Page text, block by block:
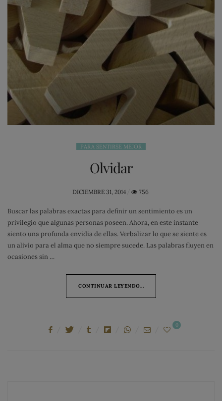
PARA SENTIRSE MEJOR
Olvidar
POSTED
DICIEMBRE 31, 2014 756
Buscar las palabras exactas para definir un sentimiento es un
privilegio que algunas personas poseen. Ahora, en este instante
siento una profunda envidia de ellas. Verbalizar lo que se siente es
un alivio para el alma que no siempre sucede. Las palabras fluyen en
ocasiones sin …
CONTINUAR LEYENDO...
0